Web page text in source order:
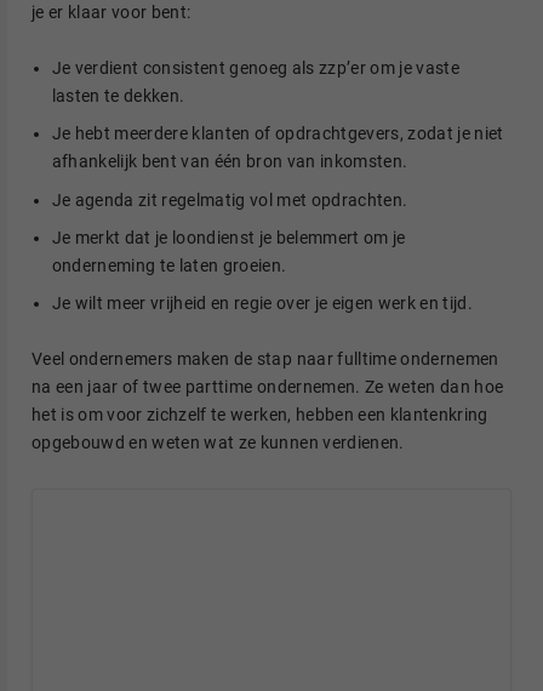
je er klaar voor bent:
Je verdient consistent genoeg als zzp’er om je vaste
lasten te dekken.
Je hebt meerdere klanten of opdrachtgevers, zodat je niet
afhankelijk bent van één bron van inkomsten.
Je agenda zit regelmatig vol met opdrachten.
Je merkt dat je loondienst je belemmert om je
onderneming te laten groeien.
Je wilt meer vrijheid en regie over je eigen werk en tijd.
Veel ondernemers maken de stap naar fulltime ondernemen
na een jaar of twee parttime ondernemen. Ze weten dan hoe
het is om voor zichzelf te werken, hebben een klantenkring
opgebouwd en weten wat ze kunnen verdienen.